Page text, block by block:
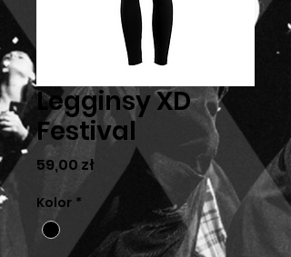
Legginsy XD
Festival
59,00 złCena
Kolor *